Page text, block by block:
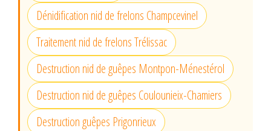
Dénidification nid de frelons Champcevinel
Traitement nid de frelons Trélissac
Destruction nid de guêpes Montpon-Ménestérol
Destruction nid de guêpes Coulounieix-Chamiers
Destruction guêpes Prigonrieux